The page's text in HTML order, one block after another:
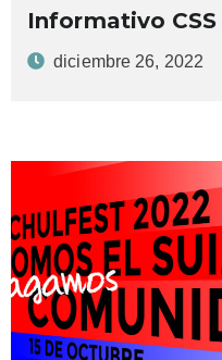
Informativo CSS
diciembre 26, 2022